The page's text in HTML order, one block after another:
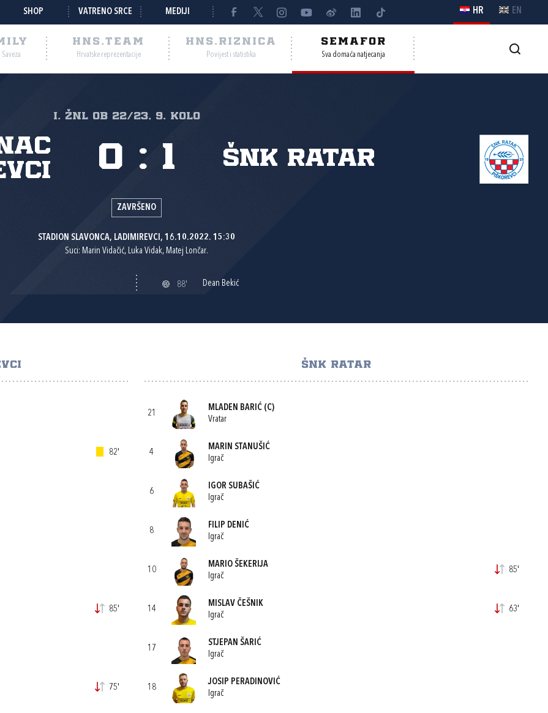
SHOP VATRENO SRCE MEDIJI HR EN
HNS.TEAM
Hrvatske reprezentacije
HNS.RIZNICA
Povijest i statistika
SEMAFOR
Sva domaća natjecanja
I. ŽNL OB 22/23, 9. kolo
ŠNK Ratar
0 : 1
ZAVRŠENO
STADION SLAVONCA, LADIMIREVCI, 16.10.2022. 15:30
Suci: Marin Vidačić, Luka Vidak, Matej Lončar.
88' Dean Bekić
82'
85'
75'
ŠNK RATAR
21
MLADEN BARIĆ(C)
Vratar
4
MARIN STANUŠIĆ
Igrač
6
IGOR SUBAŠIĆ
Igrač
8
FILIP DENIĆ
Igrač
10
MARIO ŠEKERIJA
Igrač
85'
14
MISLAV ČEŠNIK
Igrač
63'
17
STJEPAN ŠARIĆ
Igrač
18
JOSIP PERADINOVIĆ
Igrač